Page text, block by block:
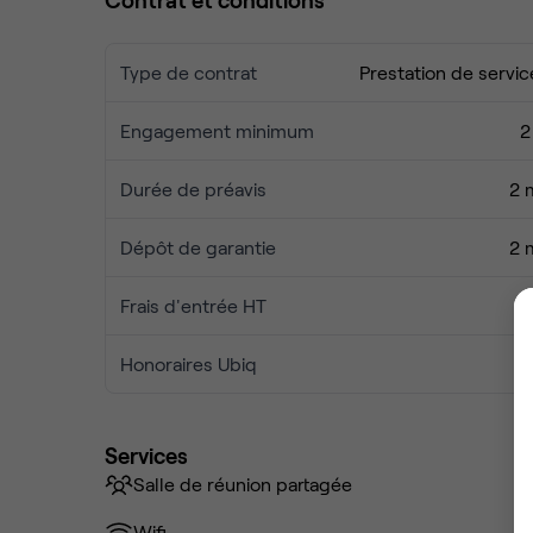
Type de contrat Prestation de
Engagement minimum
Durée de préavis 2
Dépôt de garantie 2
Frais d'entrée HT
Honoraires Ubiq
Services
Salle de réunion partagée